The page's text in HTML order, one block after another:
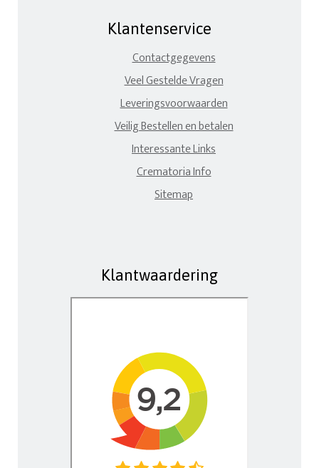
Klantenservice
Contactgegevens
Veel Gestelde Vragen
Leveringsvoorwaarden
Veilig Bestellen en betalen
Interessante Links
Crematoria Info
Sitemap
Klantwaardering